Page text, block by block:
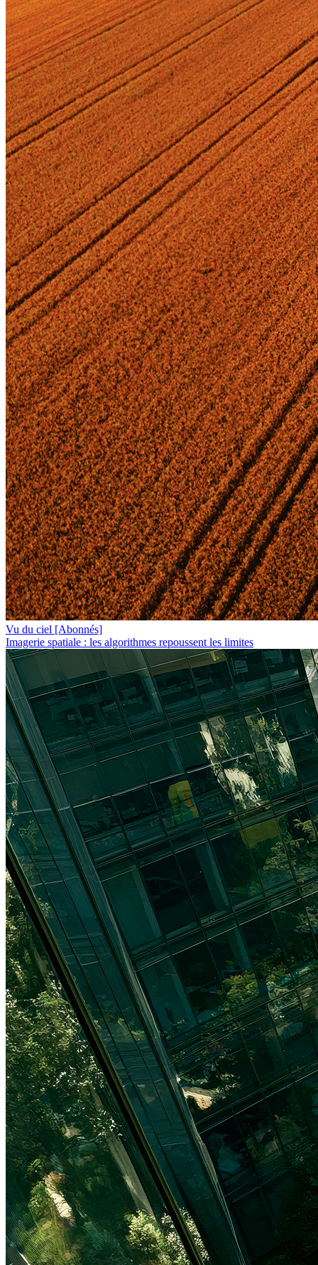
Vu du ciel [Abonnés]
Imagerie spatiale : les algorithmes repoussent les limites